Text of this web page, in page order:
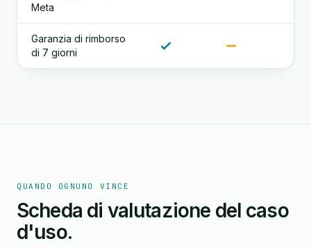
Meta
Garanzia di rimborso
di 7 giorni
QUANDO OGNUNO VINCE
Scheda di valutazione del caso
d'uso.